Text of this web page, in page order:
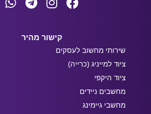
קישור מהיר
שירותי מחשוב לעסקים
ציוד למייניג (כרייה)
ציוד היקפי
מחשבים ניידים
מחשבי גיימינג